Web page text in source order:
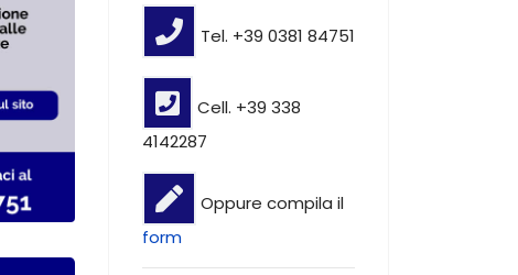
Tel. +39 0381 84751
Cell. +39 338
4142287
Oppure compila il
form